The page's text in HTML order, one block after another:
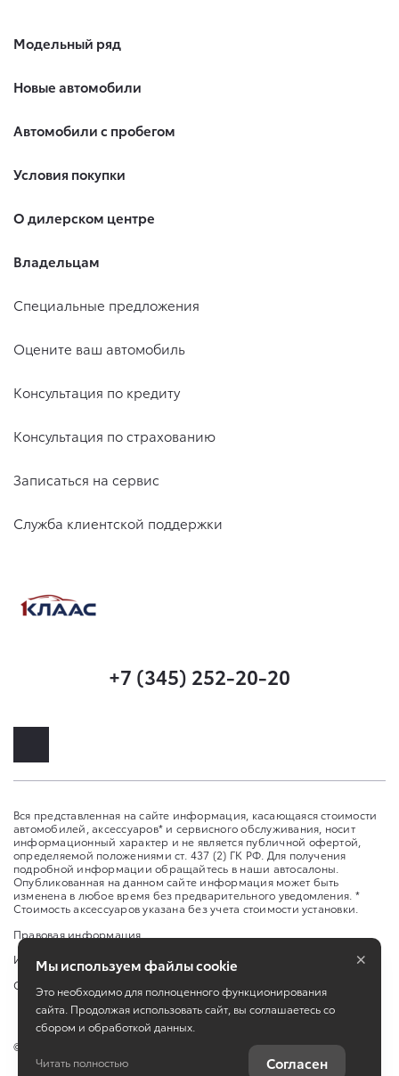
Модельный ряд
Новые автомобили
Автомобили с пробегом
Условия покупки
О дилерском центре
Владельцам
Специальные предложения
Оцените ваш автомобиль
Консультация по кредиту
Консультация по страхованию
Записаться на сервис
Служба клиентской поддержки
+7 (345) 252-20-20
Вся представленная на сайте информация, касающаяся стоимости
автомобилей, аксессуаров* и сервисного обслуживания, носит
информационный характер и не является публичной офертой,
определяемой положениями ст. 437 (2) ГК РФ. Для получения
подробной информации обращайтесь в наши автосалоны.
Опубликованная на данном сайте информация может быть
изменена в любое время без предварительного уведомления. *
Стоимость аксессуаров указана без учета стоимости установки.
Правовая информация
Изменить настройку cookies
Сбросить cookie
©
Мы используем файлы cookie
Это необходимо для полноценного функционирования
сайта. Продолжая использовать сайт, вы соглашаетесь со
сбором и обработкой данных.
Читать полностью Согласен
×